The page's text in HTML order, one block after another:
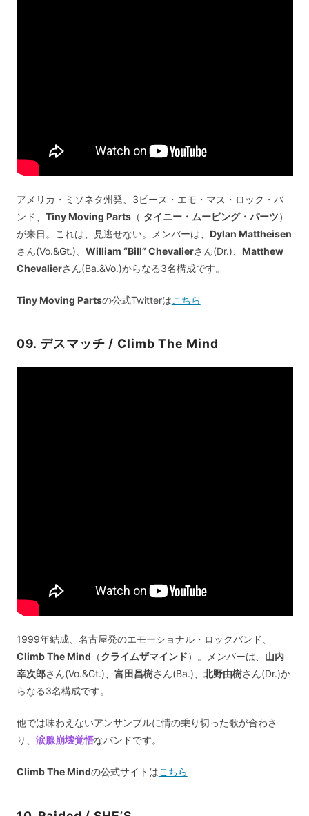
アメリカ・ミソネタ州発、3ピース・エモ・マス・ロック・バ
ンド、 Tiny Moving Parts（ タイニー・ムービング・パーツ）
が来日。これは、見逃せない。メンバーは、 Dylan Mattheisen
さん(Vo.&Gt.)、 William “Bill” Chevalierさん(Dr.)、 Matthew
Chevalierさん(Ba.&Vo.)からなる3名構成です。
Tiny Moving Partsの公式Twitterはこちら
09. デスマッチ / Climb The Mind
1999年結成、名古屋発のエモーショナル・ロックバンド、
Climb The Mind （クライムザマインド）。メンバーは、 山内
幸次郎さん(Vo.&Gt.)、 富田昌樹さん(Ba.)、 北野由樹さん(Dr.)か
らなる3名構成です。
他では味わえないアンサンブルに情の乗り切った歌が合わさ
り、 涙腺崩壊覚悟なバンドです。
Climb The Mindの公式サイトはこちら